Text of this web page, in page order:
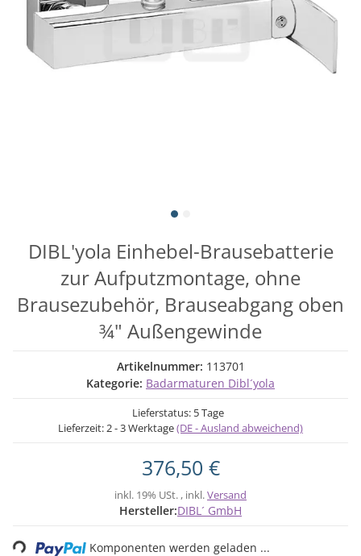
DIBL'yola Einhebel-Brausebatterie
zur Aufputzmontage, ohne
Brausezubehör, Brauseabgang oben
¾" Außengewinde
Artikelnummer: 113701
Kategorie: Badarmaturen Dibl´yola
Lieferstatus: 5 Tage
Lieferzeit:2 - 3 Werktage(DE - Ausland abweichend)
376,50 €
inkl. 19% USt. , inkl.Versand
Hersteller:DIBL´ GmbH
Komponenten werden geladen ...